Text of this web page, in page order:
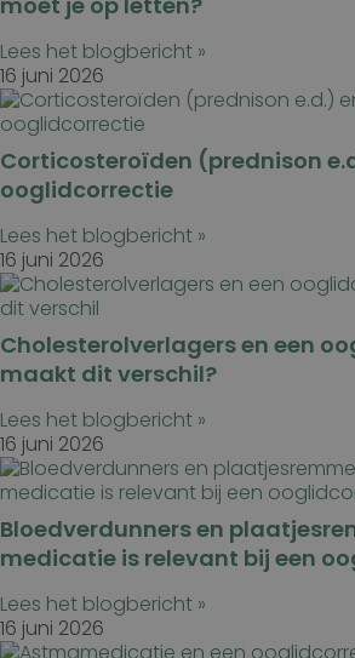
Lees het blogbericht »
16 juni 2026
Corticosteroïden (prednison
ooglidcorrectie
Lees het blogbericht »
16 juni 2026
Cholesterolverlagers en een
maakt dit verschil?
Lees het blogbericht »
16 juni 2026
Bloedverdunners en
medicatie is relevant bij een
Lees het blogbericht »
16 juni 2026